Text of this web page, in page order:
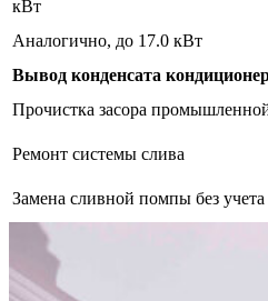
кВт
Аналогично, до 17.0 кВт
Вывод конденсата
Прочистка засора
Ремонт системы слива
Замена сливной помпы без